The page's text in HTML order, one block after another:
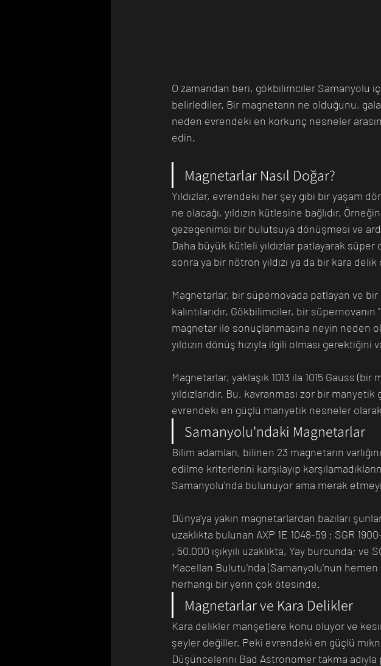
O zamandan beri, gökbilimciler Samanyolu
belirlediler. Bir magnetarın ne olduğunu,
neden evrendeki en korkunç nesneler
edin.
Magnetarlar Nasıl Doğar?
Yıldızlar, evrendeki her şey gibi bir yaşam
ne olacağı, yıldızın kütlesine bağlıdır.
gezegenimsi bir bulutsuya dönüşmesi ve
Daha büyük kütleli yıldızlar patlayarak
sonra ya bir nötron yıldızı ya da bir kara delik
Magnetarlar, bir süpernovada patlayan ve bir
kalıntılarıdır. Gökbilimciler, bir
magnetar ile sonuçlanmasına neyin neden
yıldızın dönüş hızıyla ilgili olması gerektiğini
Magnetarlar, yaklaşık 1013 ila 1015 Gauss
yıldızlarıdır. Bu, kavranması zor bir
evrendeki en güçlü manyetik nesneler
Samanyolu'ndaki Magnetarlar
Bilim adamları, bilinen 23 magnetarın
edilme kriterlerini karşılayıp
Samanyolu'nda bulunuyor ama merak
Dünya'ya yakın magnetarlardan bazıları
uzaklıkta bulunan AXP 1E 1048-59 ; SGR
, 50.000 ışıkyılı uzaklıkta, Yay burcunda; ve
Macellan Bulutu'nda (Samanyolu'nun
herhangi bir yerin çok ötesinde.
Magnetarlar ve Kara Delikler
Kara delikler manşetlere konu oluyor ve
şeyler değiller. Peki evrendeki en güçlü
Düşüncelerini Bad Astronomer takma